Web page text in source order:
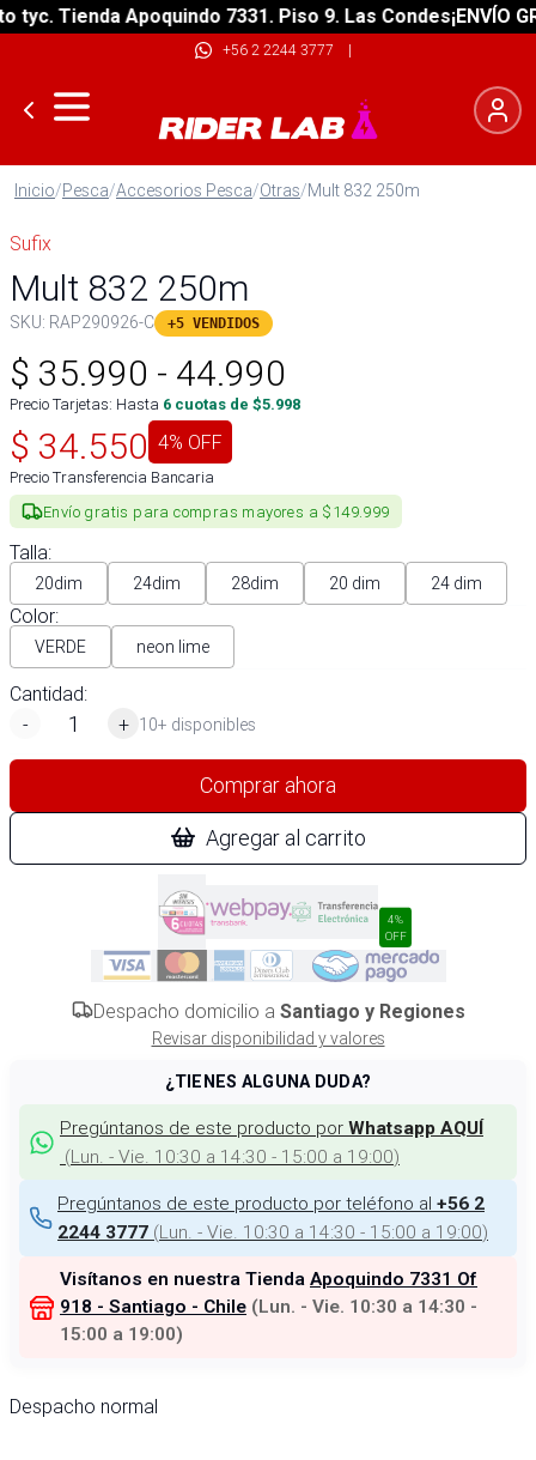
Tienda Apoquindo 7331. Piso 9. Las Condes¡ENVÍO
+56 2 2244 3777 |
Inicio/Pesca/Accesorios Pesca/Otras/Mult 832 250m
Sufix
Mult 832 250m
SKU: RAP290926-C +5 VENDIDOS
$ 35.990 - 44.990
Precio Tarjetas: Hasta 6 cuotas de $5.998
$ 34.550 4% OFF
Precio Transferencia Bancaria
Envío gratis para compras mayores a $149.999
Talla:
20dim 24dim 28dim 20 dim 24 dim
Color:
VERDE neon lime
Cantidad:
-
+ 10+ disponibles
Comprar ahora
Agregar al carrito
4%
OFF
Despacho domicilio a Santiago y Regiones
Revisar disponibilidad y valores
¿TIENES ALGUNA DUDA?
Pregúntanos de este producto por Whatsapp AQUÍ
(Lun. - Vie. 10:30 a 14:30 - 15:00 a 19:00)
Pregúntanos de este producto por teléfono al +56 2
2244 3777 (Lun. - Vie. 10:30 a 14:30 - 15:00 a 19:00)
Visítanos en nuestra Tienda Apoquindo 7331 Of
918 - Santiago - Chile (Lun. - Vie. 10:30 a 14:30 -
15:00 a 19:00)
Despacho normal